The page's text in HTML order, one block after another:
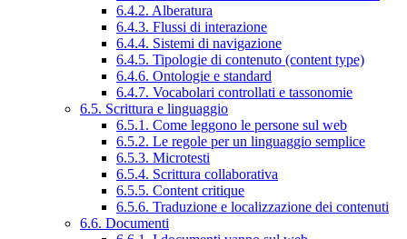
6.4.2. Alberatura
6.4.3. Flussi di interazione
6.4.4. Sistemi di navigazione
6.4.5. Tipologie di contenuto (content type)
6.4.6. Ontologie e standard
6.4.7. Vocabolari controllati e tassonomie
6.5. Scrittura e linguaggio
6.5.1. Come leggono le persone sul web
6.5.2. Le regole per un linguaggio semplice
6.5.3. Microtesti
6.5.4. Scrittura collaborativa
6.5.5. Content critique
6.5.6. Traduzione e localizzazione dei contenuti
6.6. Documenti